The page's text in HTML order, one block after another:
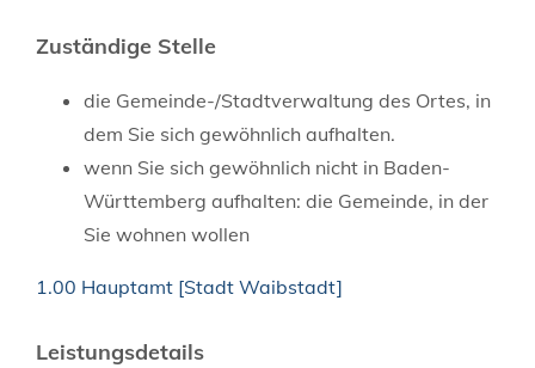
Zuständige Stelle
die Gemeinde-/Stadtverwaltung des Ortes, in
dem Sie sich gewöhnlich aufhalten.
wenn Sie sich gewöhnlich nicht in Baden-
Württemberg aufhalten: die Gemeinde, in der
Sie wohnen wollen
1.00 Hauptamt [Stadt Waibstadt]
Leistungsdetails